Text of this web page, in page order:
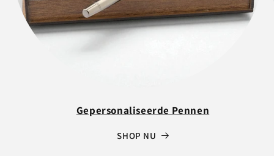
Gepersonaliseerde Pennen
SHOP NU